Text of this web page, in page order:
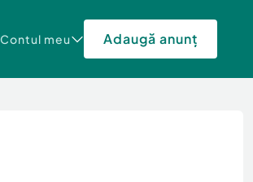
Contul meu Adaugă anunț